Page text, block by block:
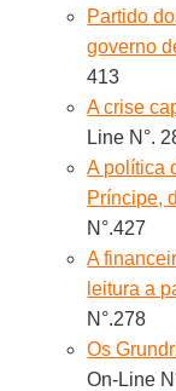
Partido
governo
413
A crise
Line N°.
A política
Príncipe,
N°.427
A
leitura a
N°.278
Os
On-Line